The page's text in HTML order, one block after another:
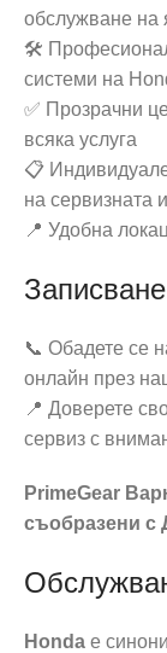
обслужване на
🛠️
системи на
✅ Прозрачни
всяка услуга
📋
на сервизната
📍 Удобна
📞 Обадете се
онлайн през
📍 Доверете
сервиз с
PrimeGear
съобразени с
Honda е